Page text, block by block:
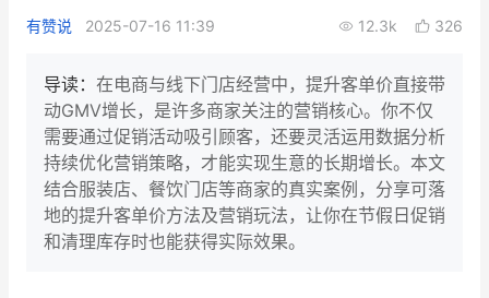
增长产品指南
智库 产品场景库
产品更新动态 帮助中心
有赞说 2025-07-16 11:39 12.3k 326
导读： 在电商与线下门店经营中，提升客单价直接带
动GMV增长，是许多商家关注的营销核心。你不仅
需要通过促销活动吸引顾客，还要灵活运用数据分析
持续优化营销策略，才能实现生意的长期增长。本文
结合服装店、餐饮门店等商家的真实案例，分享可落
地的提升客单价方法及营销玩法，让你在节假日促销
和清理库存时也能获得实际效果。